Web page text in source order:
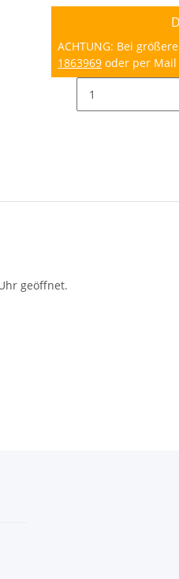
ACHTUNG: Bei
1863969 oder per Mail
geöffnet.